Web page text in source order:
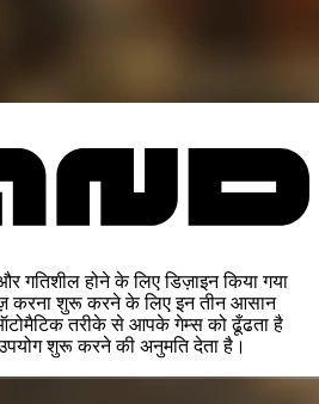
गतिशील होने के लिए डिज़ाइन किया गया
करना शुरू करने के लिए इन तीन आसान
तरीके से आपके गेम्स को ढूँढता है
शुरू करने की अनुमति देता है।